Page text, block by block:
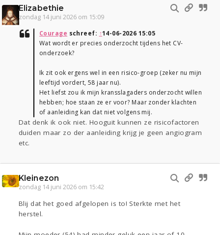
Elizabethie
zondag 14 juni 2026 om 15:09
Courage schreef: ↑14-06-2026 15:05
Wat wordt er precies onderzocht tijdens het CV-
onderzoek?
Ik zit ook ergens wel in een risico-groep (zeker nu mijn
leeftijd vordert, 58 jaar nu).
Het liefst zou ik mijn kransslagaders onderzocht willen
hebben; hoe staan ze er voor? Maar zonder klachten
of aanleiding kan dat niet volgens mij.
Dat denk ik ook niet. Hooguit kunnen ze risicofactoren
duiden maar zo der aanleiding krijg je geen angiogram
etc.
Kleinezon
zondag 14 juni 2026 om 15:42
Blij dat het goed afgelopen is to! Sterkte met het
herstel.